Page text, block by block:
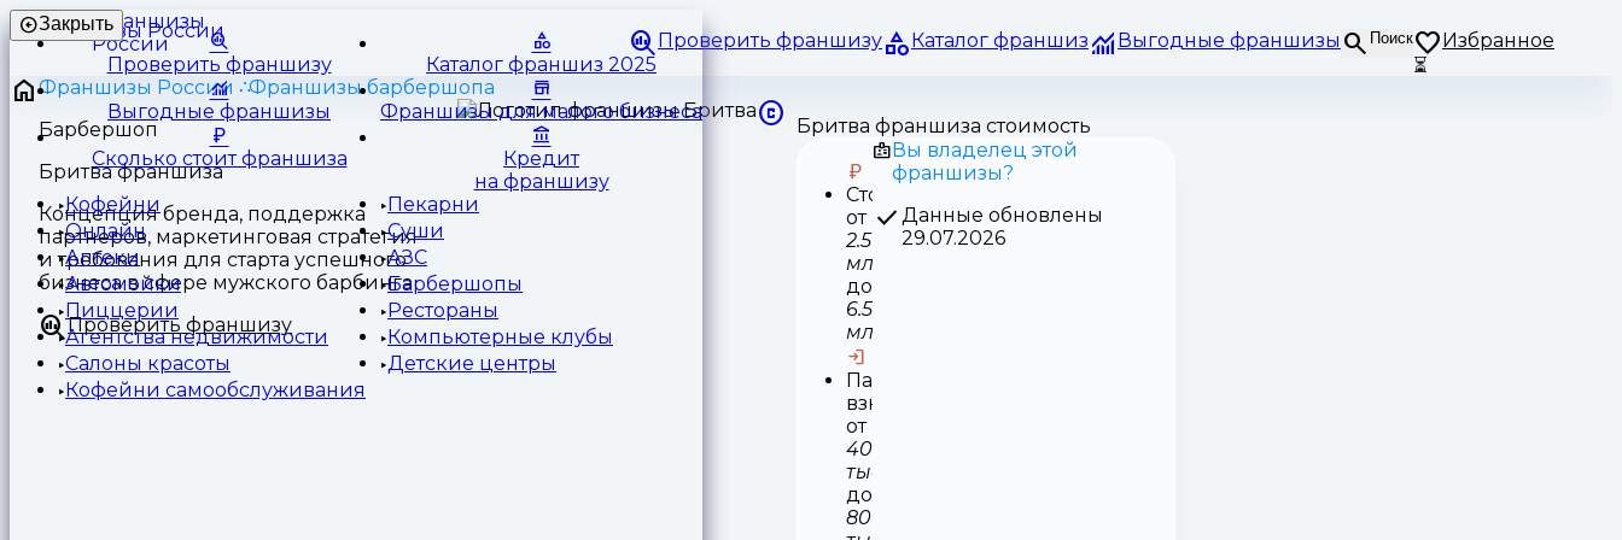
Франшизы
России
Проверить франшизу Каталог франшиз Выгодные франшизы Поиск
Избранное
⏳
Закрыть
Проверить франшизу Каталог франшиз 2025
Выгодные франшизы Франшизы для малого бизнеса
Сколько стоит франшиза
Кредит
на франшизу
Кофейни
Пекарни
Онлайн
Суши
Аптеки
АЗС
Автомойки
Барбершопы
Пиццерии
Рестораны
Агентства недвижимости
Компьютерные клубы
Салоны красоты
Детские центры
Кофейни самообслуживания
Франшизы России
Франшизы барбершопа
Барбершоп
Бритва франшиза
Концепция бренда, поддержка
партнеров, маркетинговая стратегия
и требования для старта успешного
бизнеса в сфере мужского барбинга
Проверить франшизу
Бритва франшиза стоимость
Стоимость
от
2.5
млн
до
6.5
млн
Паушальный
взнос
от
400
тыс
до
800
Вы владелец этой
франшизы?
Данные обновлены
29.07.2026